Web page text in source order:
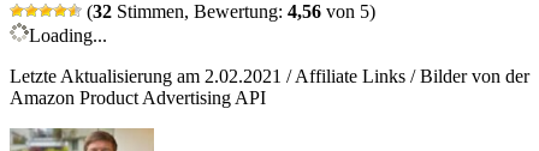
(32 Stimmen, Bewertung: 4,56 von 5)
Loading...
Letzte Aktualisierung am 2.02.2021 / Affiliate Links / Bilder von der
Amazon Product Advertising API